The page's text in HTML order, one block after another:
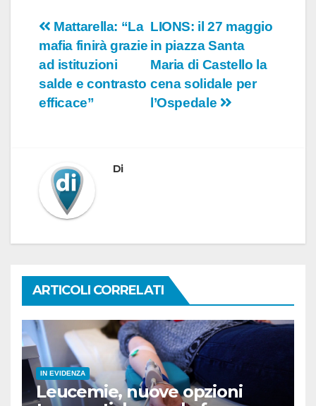
Navigazione
articoli
LIONS: il 27 maggio
in piazza Santa
Maria di Castello la
cena solidale per
l’Ospedale
Mattarella: “La
mafia finirà grazie
ad istituzioni
salde e contrasto
efficace”
Di
ARTICOLI CORRELATI
IN EVIDENZA
Leucemie, nuove opzioni